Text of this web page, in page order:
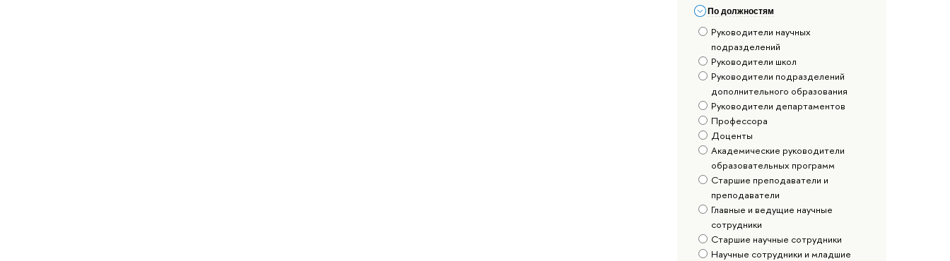
По должностям
Руководители научных
подразделений
Руководители школ
Руководители подразделений
дополнительного образования
Руководители департаментов
Профессора
Доценты
Академические руководители
образовательных программ
Старшие преподаватели и
преподаватели
Главные и ведущие научные
сотрудники
Старшие научные сотрудники
Научные сотрудники и младшие